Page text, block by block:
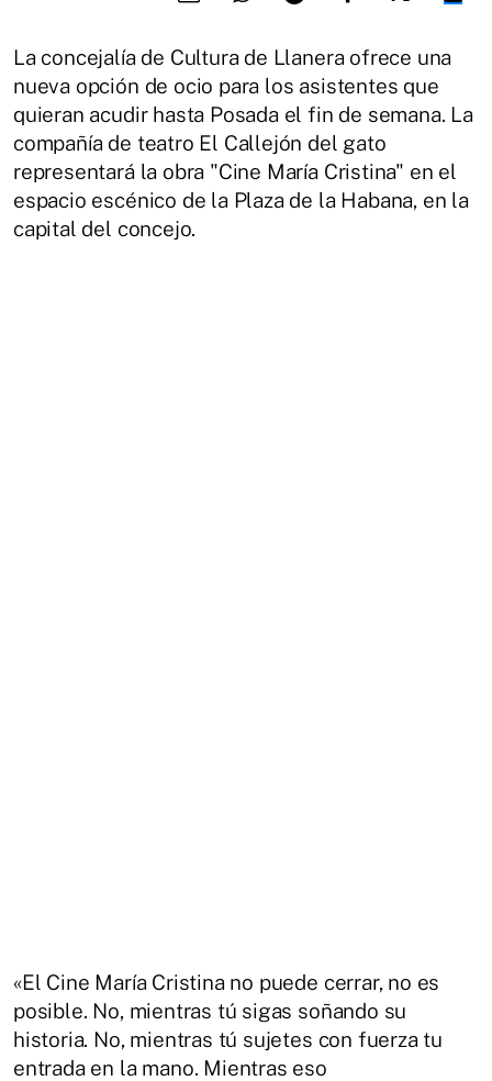
La concejalía de Cultura de Llanera ofrece una
nueva opción de ocio para los asistentes que
quieran acudir hasta Posada el fin de semana. La
compañía de teatro El Callejón del gato
representará la obra "Cine María Cristina" en el
espacio escénico de la Plaza de la Habana, en la
capital del concejo.
«El Cine María Cristina no puede cerrar, no es
posible. No, mientras tú sigas soñando su
historia. No, mientras tú sujetes con fuerza tu
entrada en la mano. Mientras eso